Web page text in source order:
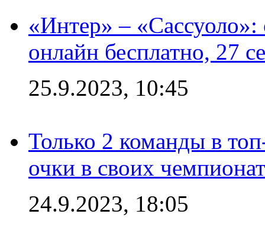
«Интер» –
онлайн бесплатно, 27
25.9.2023, 10:45
Только 2 команды в
очки в своих
24.9.2023, 18:05